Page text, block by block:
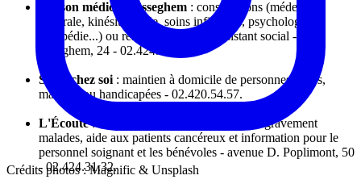
Maison médicale Esseghem : consultations (médecine
générale, kinésithérapie, soins infirmiers, psychologie,
logopédie...) ou rencontre avec un assistant social -
Esseghem, 24 - 02.424.25.40.
Soins chez soi : maintien à domicile de personnes âgées,
malades ou handicapées - 02.420.54.57.
L'Écoute: accompagnement des personnes gravement
malades, aide aux patients cancéreux et information pour le
personnel soignant et les bénévoles - avenue D. Poplimont, 50
- 02.424.31.32.
Crédits photos : Magnific & Unsplash